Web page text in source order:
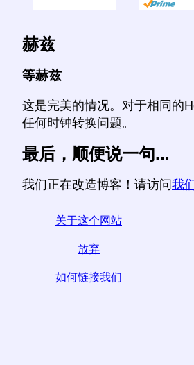
赫兹
等赫兹
这是完美的情况。对于相同的
任何时钟转换问题。
最后，顺便说一句...
我们正在改造博客！请访问我
关于这个网站
放弃
如何链接我们